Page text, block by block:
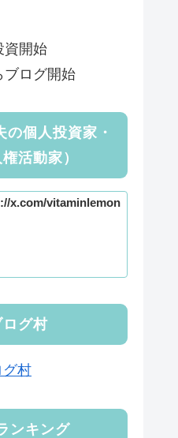
資開始
ブログ開始
個人投資家・
活動家）
x.com/vitaminlemon
グ村
グ村
ンキング